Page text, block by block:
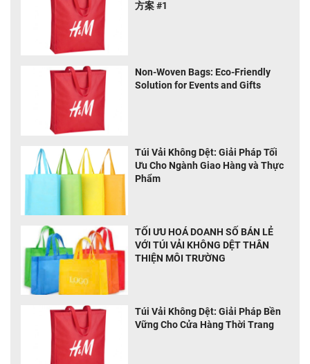
方案 #1
Non-Woven Bags: Eco-Friendly
Solution for Events and Gifts
Túi Vải Không Dệt: Giải Pháp Tối
Ưu Cho Ngành Giao Hàng và Thực
Phẩm
TỐI ƯU HOÁ DOANH SỐ BÁN LẺ
VỚI TÚI VẢI KHÔNG DỆT THÂN
THIỆN MÔI TRƯỜNG
Túi Vải Không Dệt: Giải Pháp Bền
Vững Cho Cửa Hàng Thời Trang